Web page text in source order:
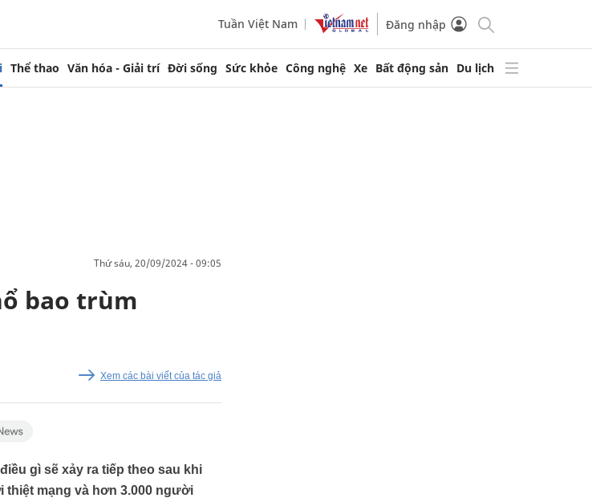
Tuần Việt Nam Đăng nhập
Thể thao Văn hóa - Giải trí Đời sống Sức khỏe Công nghệ Xe Bất động sản Du lịch
thứ sáu, 20/09/2024 - 09:05
bao trùm
Xem các bài viết của tác giả
gì sẽ xảy ra tiếp theo sau khi
thiệt mạng và hơn 3.000 người